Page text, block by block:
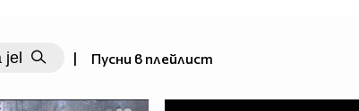
| Пусни в плейлист